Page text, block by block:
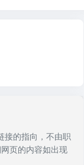
接的指向，不由职
页的内容如出现